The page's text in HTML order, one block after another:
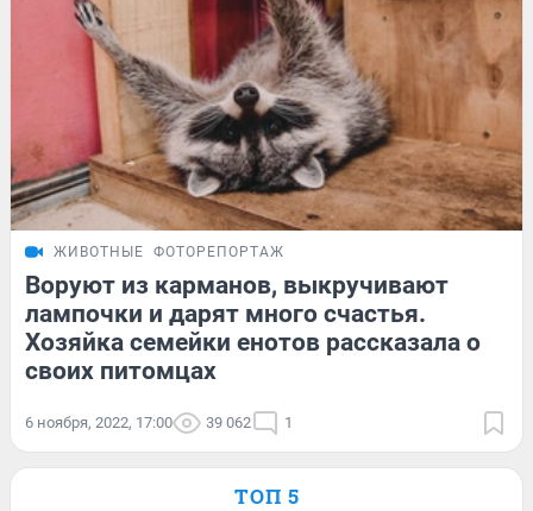
ЖИВОТНЫЕ ФОТОРЕПОРТАЖ
Воруют из карманов, выкручивают
лампочки и дарят много счастья.
Хозяйка семейки енотов рассказала о
своих питомцах
6 ноября, 2022, 17:00 39 062 1
ТОП 5